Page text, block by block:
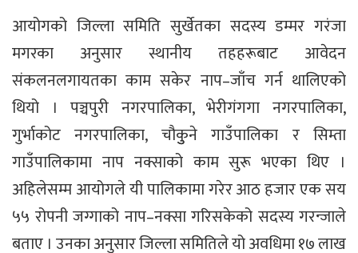
आयोगको जिल्ला समिति सुर्खेतका सदस्य डम्मर गरंजा
मगरका अनुसार स्थानीय तहहरूबाट आवेदन
संकलनलगायतका काम सकेर नाप–जाँच गर्न थालिएको
थियो । पञ्चपुरी नगरपालिका, भेरीगंगगा नगरपालिका,
गुर्भाकोट नगरपालिका, चौकुुने गाउँपालिका र सिम्ता
गाउँपालिकामा नाप नक्साको काम सुरू भएका थिए ।
अहिलेसम्म आयोगले यी पालिकामा गरेर आठ हजार एक सय
५५ रोपनी जग्गाको नाप–नक्सा गरिसकेको सदस्य गरन्जाले
बताए । उनका अनुसार जिल्ला समितिले यो अवधिमा १७ लाख